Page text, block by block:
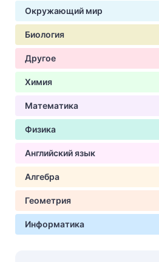
Окружающий мир
Биология
Другое
Химия
Математика
Физика
Английский язык
Алгебра
Геометрия
Информатика